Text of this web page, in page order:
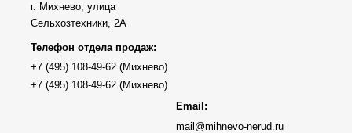
г. Михнево, улица
Сельхозтехники, 2А
Телефон отдела продаж:
Email:
mail@mihnevo-nerud.ru